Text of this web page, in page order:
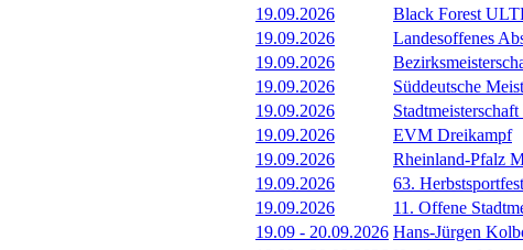
19.09.2026
Black Forest
19.09.2026
Landesoffenes
19.09.2026
19.09.2026
Süddeutsche
19.09.2026
19.09.2026
EVM Dreikampf
19.09.2026
Rheinland-Pfalz
19.09.2026
63.
19.09.2026
11. Offene
19.09 - 20.09.2026 Hans-Jürgen